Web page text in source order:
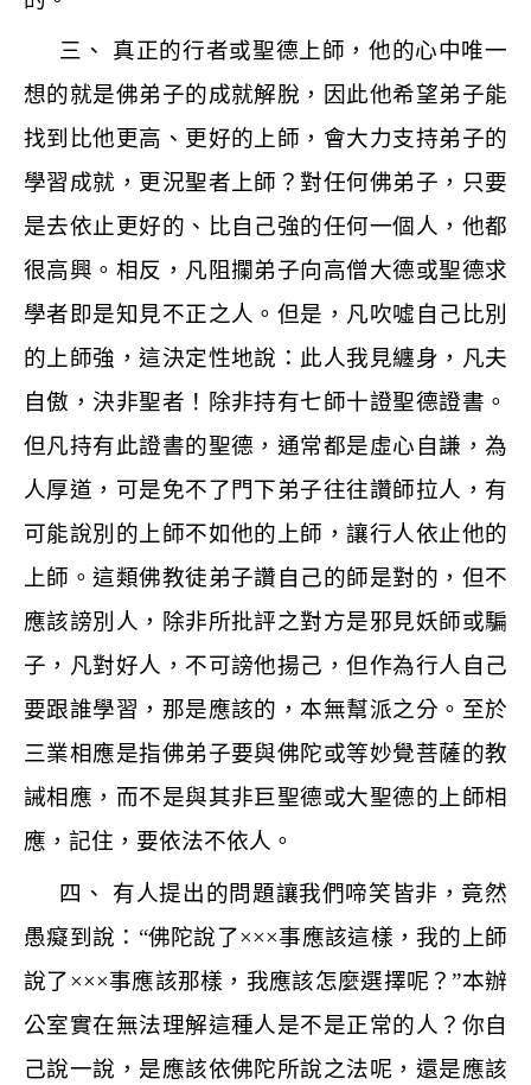
三、 真正的行者或聖德上師，他的心中唯一
想的就是佛弟子的成就解脫，因此他希望弟子能
找到比他更高、更好的上師，會大力支持弟子的
學習成就，更況聖者上師？對任何佛弟子，只要
是去依止更好的、比自己強的任何一個人，他都
很高興。相反，凡阻攔弟子向高僧大德或聖德求
學者即是知見不正之人。但是，凡吹噓自己比別
的上師強，這決定性地說：此人我見纏身，凡夫
自傲，決非聖者！除非持有七師十證聖德證書。
但凡持有此證書的聖德，通常都是虛心自謙，為
人厚道，可是免不了門下弟子往往讚師拉人，有
可能說別的上師不如他的上師，讓行人依止他的
上師。這類佛教徒弟子讚自己的師是對的，但不
應該謗別人，除非所批評之對方是邪見妖師或騙
子，凡對好人，不可謗他揚己，但作為行人自己
要跟誰學習，那是應該的，本無幫派之分。至於
三業相應是指佛弟子要與佛陀或等妙覺菩薩的教
誡相應，而不是與其非巨聖德或大聖德的上師相
應，記住，要依法不依人。
四、 有人提出的問題讓我們啼笑皆非，竟然
愚癡到說： “佛陀說了×××事應該這樣，我的上師
說了×××事應該那樣，我應該怎麼選擇呢？”本辦
公室實在無法理解這種人是不是正常的人？你自
己說一說，是應該依佛陀所說之法呢，還是應該